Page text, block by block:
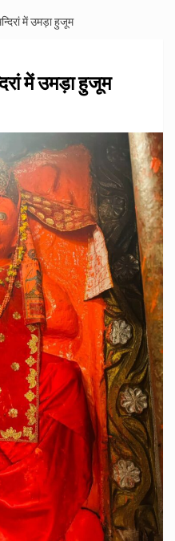
में उमड़ा हुजूम
में उमड़ा हुजूम